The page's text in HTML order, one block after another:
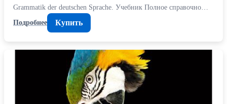
Grammatik der deutschen Sprache. Учебник Полное справочно…
Подробнее
Купить